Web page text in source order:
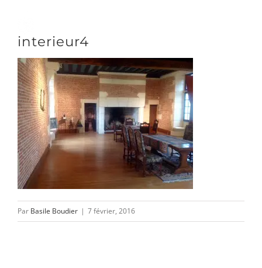
contenu
DÉCOUVRIR
VENIR
NOUS SUIVRE
L’ASSOCIATION
interieur4
Par Basile Boudier | 7 février, 2016